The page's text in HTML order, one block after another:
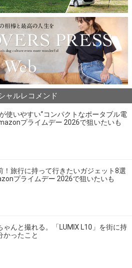
ャルレコメンド
使いやすい”コンパクトなポータブル電
プライムデー 2026で狙いたいも
！旅行に持って行きたいガジェット8選
プライムデー 2026で狙いたいも
ゃんと撮れる。「LUMIX L10」を街に持
かったこと